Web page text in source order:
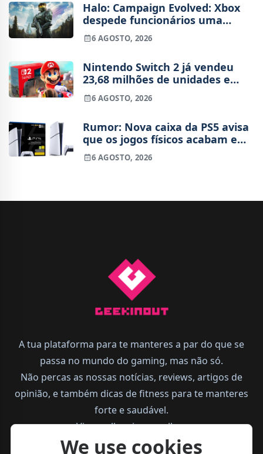
Halo: Campaign Evolved: Xbox
despede funcionários uma
semana após o lançamento
6 AGOSTO, 2026
Nintendo Switch 2 já vendeu
23,68 milhões de unidades e
está 4 milhões à frente da
Switch original no mesmo
6 AGOSTO, 2026
Rumor: Nova caixa da PS5 avisa
que os jogos físicos acabam em
2028
6 AGOSTO, 2026
A tua plataforma para te manteres a par do que se
passa no mundo do gaming, mas não só.
Não percas as nossas notícias, reviews, artigos de
opinião, e também dicas de fitness para te manteres
forte e saudável.
Vive melhor, joga melhor.
We use cookies